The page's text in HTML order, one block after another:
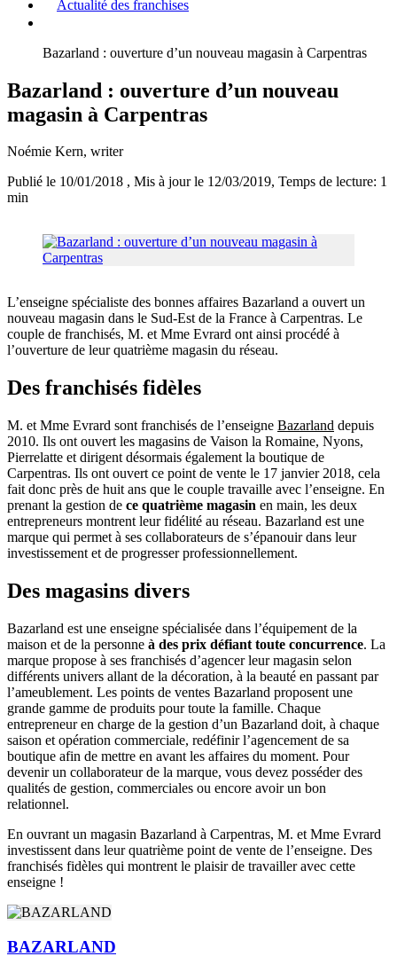
Actualité des franchises
Bazarland : ouverture d’un nouveau magasin à Carpentras
Bazarland : ouverture d’un nouveau
magasin à Carpentras
Noémie Kern, writer
Publié le 10/01/2018 , Mis à jour le 12/03/2019, Temps de lecture: 1
min
L’enseigne spécialiste des bonnes affaires Bazarland a ouvert un
nouveau magasin dans le Sud-Est de la France à Carpentras. Le
couple de franchisés, M. et Mme Evrard ont ainsi procédé à
l’ouverture de leur quatrième magasin du réseau.
Des franchisés fidèles
M. et Mme Evrard sont franchisés de l’enseigne Bazarland depuis
2010. Ils ont ouvert les magasins de Vaison la Romaine, Nyons,
Pierrelatte et dirigent désormais également la boutique de
Carpentras. Ils ont ouvert ce point de vente le 17 janvier 2018, cela
fait donc près de huit ans que le couple travaille avec l’enseigne. En
prenant la gestion de ce quatrième magasin en main, les deux
entrepreneurs montrent leur fidélité au réseau. Bazarland est une
marque qui permet à ses collaborateurs de s’épanouir dans leur
investissement et de progresser professionnellement.
Des magasins divers
Bazarland est une enseigne spécialisée dans l’équipement de la
maison et de la personne à des prix défiant toute concurrence. La
marque propose à ses franchisés d’agencer leur magasin selon
différents univers allant de la décoration, à la beauté en passant par
l’ameublement. Les points de ventes Bazarland proposent une
grande gamme de produits pour toute la famille. Chaque
entrepreneur en charge de la gestion d’un Bazarland doit, à chaque
saison et opération commerciale, redéfinir l’agencement de sa
boutique afin de mettre en avant les affaires du moment. Pour
devenir un collaborateur de la marque, vous devez posséder des
qualités de gestion, commerciales ou encore avoir un bon
relationnel.
En ouvrant un magasin Bazarland à Carpentras, M. et Mme Evrard
investissent dans leur quatrième point de vente de l’enseigne. Des
franchisés fidèles qui montrent le plaisir de travailler avec cette
enseigne !
BAZARLAND